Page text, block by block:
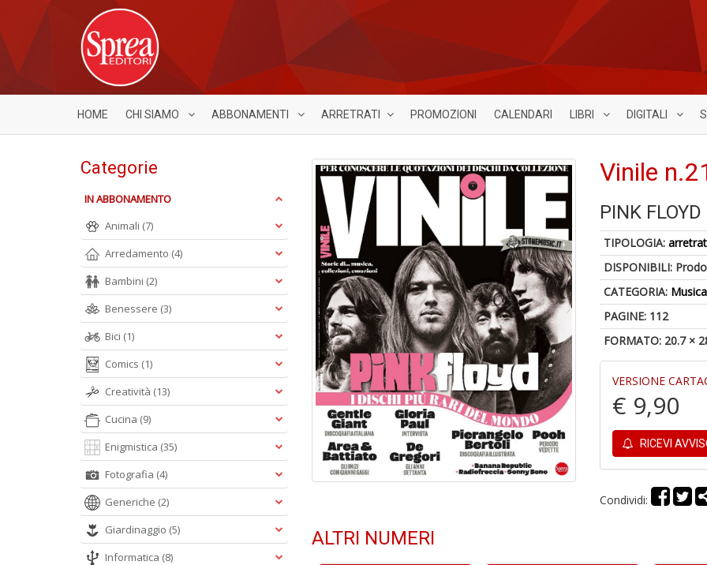
HOME CHI SIAMO ABBONAMENTI ARRETRATI PROMOZIONI CALENDARI LIBRI DIGITALI
Vinile
PINK FLOYD
TIPOLOGIA:
DISPONIBILI:
CATEGORIA: Musica
PAGINE: 112
FORMATO: 20.7 ×
VERSIONE
€ 9,90
RICEVI
Condividi:
ALTRI NUMERI
Categorie
IN ABBONAMENTO
Animali (7)
Arredamento (4)
Bambini (2)
Benessere (3)
Bici (1)
Comics (1)
Creatività (13)
Cucina (9)
Enigmistica (35)
Fotografia (4)
Generiche (2)
Giardinaggio (5)
Informatica (8)